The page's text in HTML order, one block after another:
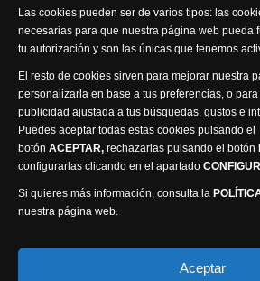
Las cookies pueden ser de varios tipos: las
necesarias para que nuestra página web pueda
tu autorización y son las únicas que tenemos
El resto de cookies sirven para mejorar nuestra
personalizarla en base a tus preferencias, o
publicidad ajustada a tus búsquedas, gustos e
Puedes aceptar todas estas cookies pulsando el
botón ACEPTAR, rechazarlas pulsando el botón
configurarlas clicando en el apartado
Si quieres más información, consulta la
nuestra página web.
Aceptar
Visita nuestra
Política de privacidad
Accesibilidad
Compromiso con la protección de
Visión Seis Televisión © 2014